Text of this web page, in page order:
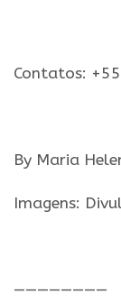
Contatos:
By Maria
Imagens:
————————